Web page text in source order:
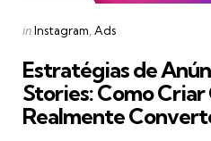
Categories
Posted
inInstagram Ads
Estratégias de
Stories: Como
Realmente